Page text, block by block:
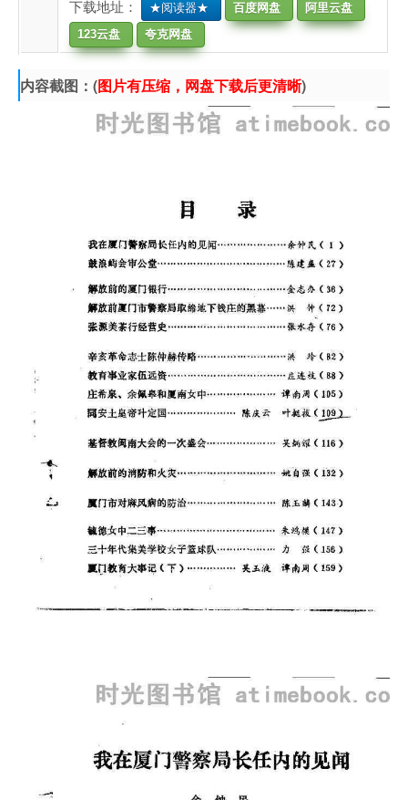
下载地址：
★阅读器★ 百度网盘
阿里云盘
123云盘
夸克网盘
内容截图：(图片有压缩，网盘下载后更清晰)